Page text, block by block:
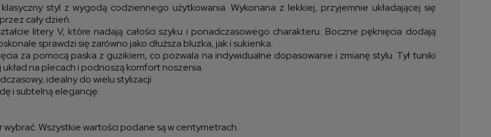
styl z wygodą codziennego użytkowania. Wykonana z lekkiej, przyjemnie układającej się
cały dzień.
litery V, które nadają całości szyku i ponadczasowego charakteru. Boczne pęknięcia dodają
sprawdzi się zarówno jako dłuższa bluzka, jak i sukienka.
za pomocą paska z guzikiem, co pozwala na indywidualne dopasowanie i zmianę stylu. Tył tuniki
na plecach i podnoszą komfort noszenia.
idealny do wielu stylizacji.
i subtelną elegancję.
Wszystkie wartości podane są w centymetrach.